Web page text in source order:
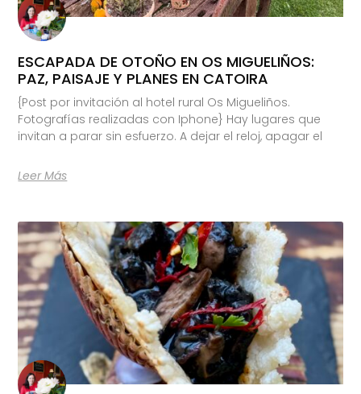
ESCAPADA DE OTOÑO EN OS MIGUELIÑOS:
PAZ, PAISAJE Y PLANES EN CATOIRA
{Post por invitación al hotel rural Os Migueliños.
Fotografías realizadas con Iphone} Hay lugares que
invitan a parar sin esfuerzo. A dejar el reloj, apagar el
Leer Más